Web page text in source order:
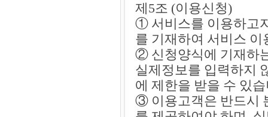
제5조 (이용신청)
① 서비스를 이용하고
를 기재하여 서비스
② 신청양식에 기재하
실제정보를 입력하지
에 제한을 받을 수 있
③ 이용고객은 반드시